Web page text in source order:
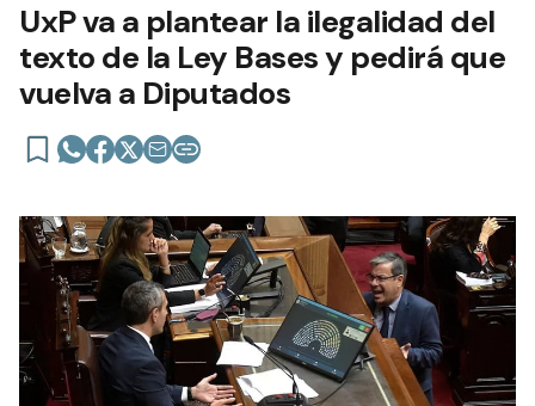
UxP va a plantear la ilegalidad del
texto de la Ley Bases y pedirá que
vuelva a Diputados